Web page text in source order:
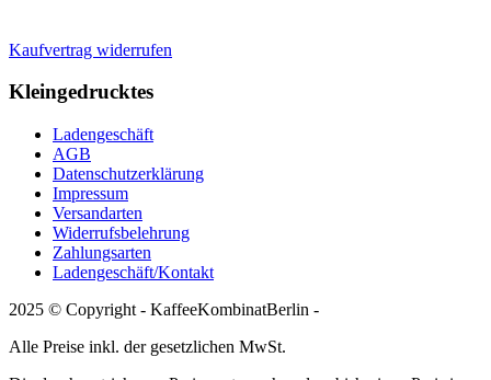
Kaufvertrag widerrufen
Kleingedrucktes
Ladengeschäft
AGB
Datenschutzerklärung
Impressum
Versandarten
Widerrufsbelehrung
Zahlungsarten
Ladengeschäft/Kontakt
2025 © Copyright - KaffeeKombinatBerlin -
Alle Preise inkl. der gesetzlichen MwSt.